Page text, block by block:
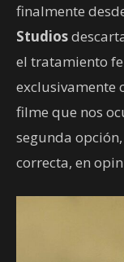
finalmente
Studios
el tratamiento
exclusivamente
filme que nos
segunda
correcta, en